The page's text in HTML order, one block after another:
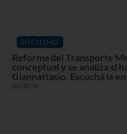
SOCIEDAD
Reforma del Transporte
conceptual y se analiza si
Giannattasio. Escuchá la
05/08/26